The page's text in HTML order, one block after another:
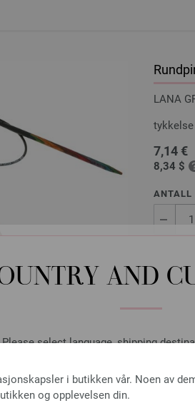
AND
Please select language, shipping
i butikken vår. Noen av
og opplevelsen din.
LANA
tykkelse
7,14 €
8,34 $
ANTALL
LANA